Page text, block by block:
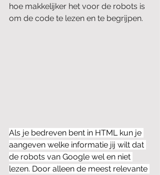
hoe makkelijker het voor de robots is
om de code te lezen en te begrijpen.
Als je bedreven bent in HTML kun je
aangeven welke informatie jij wilt dat
de robots van Google wel en niet
lezen. Door alleen de meest relevante